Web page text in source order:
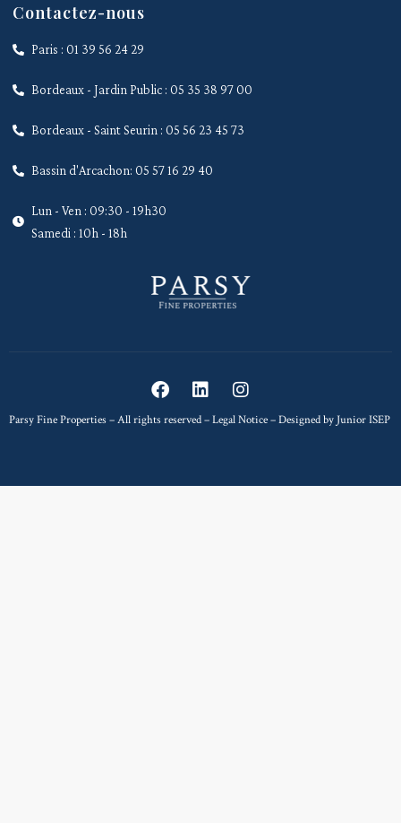
Contactez-nous
Paris : 01 39 56 24 29
Bordeaux - Jardin Public : 05 35 38 97 00
Bordeaux - Saint Seurin : 05 56 23 45 73
Bassin d'Arcachon: 05 57 16 29 40
Lun - Ven : 09:30 - 19h30
Samedi : 10h - 18h
Parsy Fine Properties – All rights reserved –Legal Notice– Designed byJunior ISEP